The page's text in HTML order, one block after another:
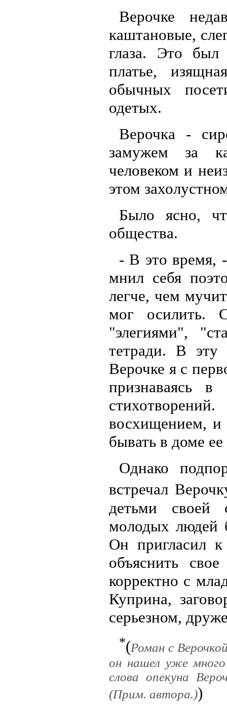
Верочке
каштановые,
глаза. Это
платье,
обычных
одетых.
Верочка -
замужем за
человеком и
этом
Было ясно,
общества.
- В это время,
мнил себя
легче, чем
мог осилить.
"элегиями",
тетради. В
Верочке я с
признаваясь в
восхищением, и
бывать в доме
Однако
встречал
детьми своей
молодых людей
Он пригласил
объяснить
корректно с
Куприна,
серьезном,
*(Роман с
он нашел уже
слова опекуна
(Прим. автора.))